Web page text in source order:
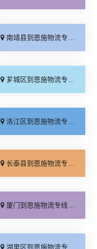
南靖县到恩施物流专线_收费介绍「运费多少」
芗城区到恩施物流专线_实时反馈「限时必达」
洛江区到恩施物流专线_不随意加价「准时到货」
长泰县到恩施物流专线_门到门接送「全程无虑」
厦门到恩施物流专线_要几天到「高速快运」
湖里区到恩施物流专线_急你所需「直达往返」